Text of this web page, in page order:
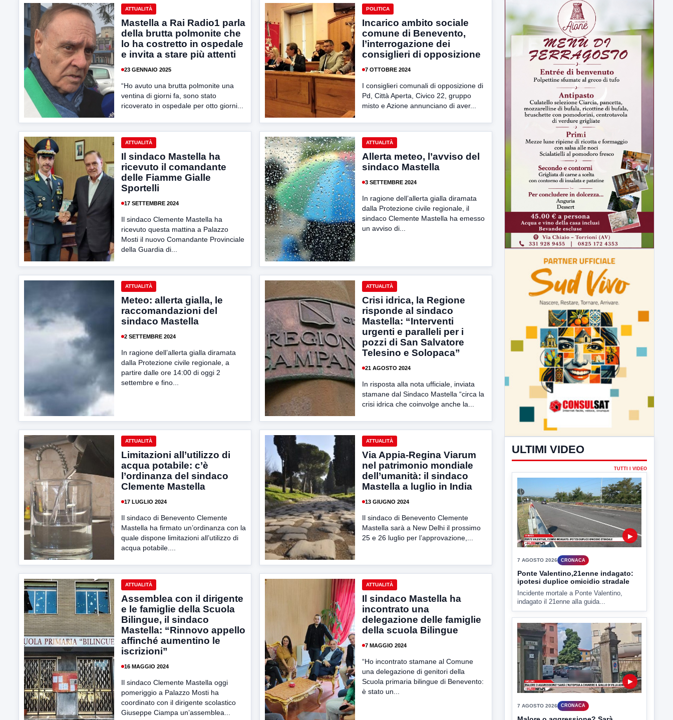
ATTUALITÀ
Mastella a Rai Radio1 parla
della brutta polmonite che
lo ha costretto in ospedale
e invita a stare più attenti
23 GENNAIO 2025
“Ho avuto una brutta polmonite una
ventina di giorni fa, sono stato
ricoverato in ospedale per otto giorni...
POLITICA
Incarico ambito sociale
comune di Benevento,
l’interrogazione dei
consiglieri di opposizione
7 OTTOBRE 2024
I consiglieri comunali di opposizione di
Pd, Città Aperta, Civico 22, gruppo
misto e Azione annunciano di aver...
ATTUALITÀ
Il sindaco Mastella ha
ricevuto il comandante
delle Fiamme Gialle
Sportelli
17 SETTEMBRE 2024
Il sindaco Clemente Mastella ha
ricevuto questa mattina a Palazzo
Mosti il nuovo Comandante Provinciale
della Guardia di...
ATTUALITÀ
Allerta meteo, l’avviso del
sindaco Mastella
3 SETTEMBRE 2024
In ragione dell’allerta gialla diramata
dalla Protezione civile regionale, il
sindaco Clemente Mastella ha emesso
un avviso di...
ATTUALITÀ
Meteo: allerta gialla, le
raccomandazioni del
sindaco Mastella
2 SETTEMBRE 2024
In ragione dell’allerta gialla diramata
dalla Protezione civile regionale, a
partire dalle ore 14:00 di oggi 2
settembre e fino...
ATTUALITÀ
Crisi idrica, la Regione
risponde al sindaco
Mastella: “Interventi
urgenti e paralleli per i
pozzi di San Salvatore
Telesino e Solopaca”
21 AGOSTO 2024
In risposta alla nota ufficiale, inviata
stamane dal Sindaco Mastella “circa la
crisi idrica che coinvolge anche la...
ATTUALITÀ
Limitazioni all’utilizzo di
acqua potabile: c’è
l’ordinanza del sindaco
Clemente Mastella
17 LUGLIO 2024
Il sindaco di Benevento Clemente
Mastella ha firmato un’ordinanza con la
quale dispone limitazioni all’utilizzo di
acqua potabile....
ATTUALITÀ
Via Appia-Regina Viarum
nel patrimonio mondiale
dell’umanità: il sindaco
Mastella a luglio in India
13 GIUGNO 2024
Il sindaco di Benevento Clemente
Mastella sarà a New Delhi il prossimo
25 e 26 luglio per l’approvazione,...
ATTUALITÀ
Assemblea con il dirigente
e le famiglie della Scuola
Bilingue, il sindaco
Mastella: “Rinnovo appello
affinché aumentino le
iscrizioni”
16 MAGGIO 2024
Il sindaco Clemente Mastella oggi
pomeriggio a Palazzo Mosti ha
coordinato con il dirigente scolastico
Giuseppe Ciampa un’assemblea...
ATTUALITÀ
Il sindaco Mastella ha
incontrato una
delegazione delle famiglie
della scuola Bilingue
7 MAGGIO 2024
“Ho incontrato stamane al Comune
una delegazione di genitori della
Scuola primaria bilingue di Benevento:
è stato un...
LabNews (replica)
ULTIMI VIDEO
▶
7 AGOSTO 2026 CRONACA
Ponte Valentino,21enne indagato:
ipotesi duplice omicidio stradale
Incidente mortale a Ponte Valentino,
indagato il 21enne alla guida...
▶
7 AGOSTO 2026 CRONACA
Malore o aggressione? Sarà
l'autopsia a chiarire il giallo di Villa
Adriana
Sarà affidato con ogni probabilità all'inizio
della prossima settimana l'incarico...